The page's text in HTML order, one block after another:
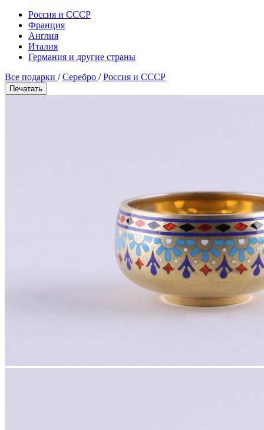
Россия и СССР
Франция
Англия
Италия
Германия и другие страны
Все подарки /Серебро /Россия и СССР